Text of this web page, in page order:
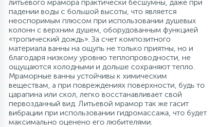
литьевого мрамора практически бесшумны, даже при
падении воды с большой высоты, что является
неоспоримым плюсом при использовании душевых
колонн с верхним душем, оборудованным функцией
«тропический дождь». За счет композитного
материала ванны на ощупь не только приятны, но и
благодаря низкому уровню теплопроводности, не
ощущаются холодными и дольше сохраняют тепло.
Мраморные ванны устойчивы к химическим
веществам, а при повреждениях поверхности, будь то
царапина или скол, легко восстанавливает свой
первозданный вид. Литьевой мрамор так же гасит
вибрации при использовании гидромассажа, что будет
максимально оценено его любителями.